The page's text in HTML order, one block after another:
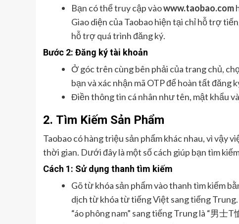
Bạn có thể truy cập vàowww.taobao.com
Giao diện của Taobao hiện tại chỉ hỗ trợ
hỗ trợ quá trình đăng ký.
Bước 2: Đăng ký tài khoản
Ở góc trên cùng bên phải của trang chủ,
bạn và xác nhận mã OTP để hoàn tất đăng
Điền thông tin cá nhân như tên, mật khẩu
2. Tìm Kiếm Sản Phẩm
Taobao có hàng triệu sản phẩm khác nhau, vì vậy
thời gian. Dưới đây là một số cách giúp bạn tìm
Cách 1: Sử dụng thanh tìm kiếm
Gõ từ khóa sản phẩm vào thanh tìm kiếm
dịch từ khóa từ tiếng Việt sang tiếng
“áo phông nam” sang tiếng Trung là “男士